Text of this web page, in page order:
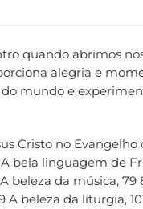
quando abrimos
alegria e
mundo e
Cristo no Evangelho
bela linguagem de
da música, 79
da liturgia, 101